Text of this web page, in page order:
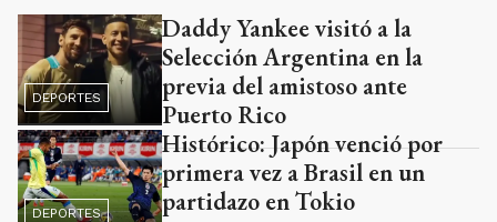
DEPORTES
Daddy Yankee visitó a la
Selección Argentina en la
previa del amistoso ante
Puerto Rico
DEPORTES
Histórico: Japón venció por
primera vez a Brasil en un
partidazo en Tokio